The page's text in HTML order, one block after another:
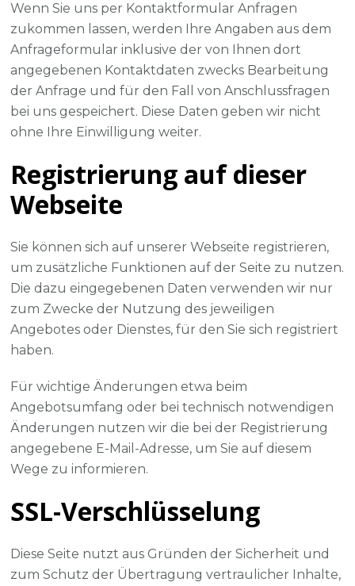
Wenn Sie uns per Kontaktformular Anfragen
zukommen lassen, werden Ihre Angaben aus dem
Anfrageformular inklusive der von Ihnen dort
angegebenen Kontaktdaten zwecks Bearbeitung
der Anfrage und für den Fall von Anschlussfragen
bei uns gespeichert. Diese Daten geben wir nicht
ohne Ihre Einwilligung weiter.
Registrierung auf dieser
Webseite
Sie können sich auf unserer Webseite registrieren,
um zusätzliche Funktionen auf der Seite zu nutzen.
Die dazu eingegebenen Daten verwenden wir nur
zum Zwecke der Nutzung des jeweiligen
Angebotes oder Dienstes, für den Sie sich registriert
haben.
Für wichtige Änderungen etwa beim
Angebotsumfang oder bei technisch notwendigen
Änderungen nutzen wir die bei der Registrierung
angegebene E-Mail-Adresse, um Sie auf diesem
Wege zu informieren.
SSL-Verschlüsselung
Diese Seite nutzt aus Gründen der Sicherheit und
zum Schutz der Übertragung vertraulicher Inhalte,